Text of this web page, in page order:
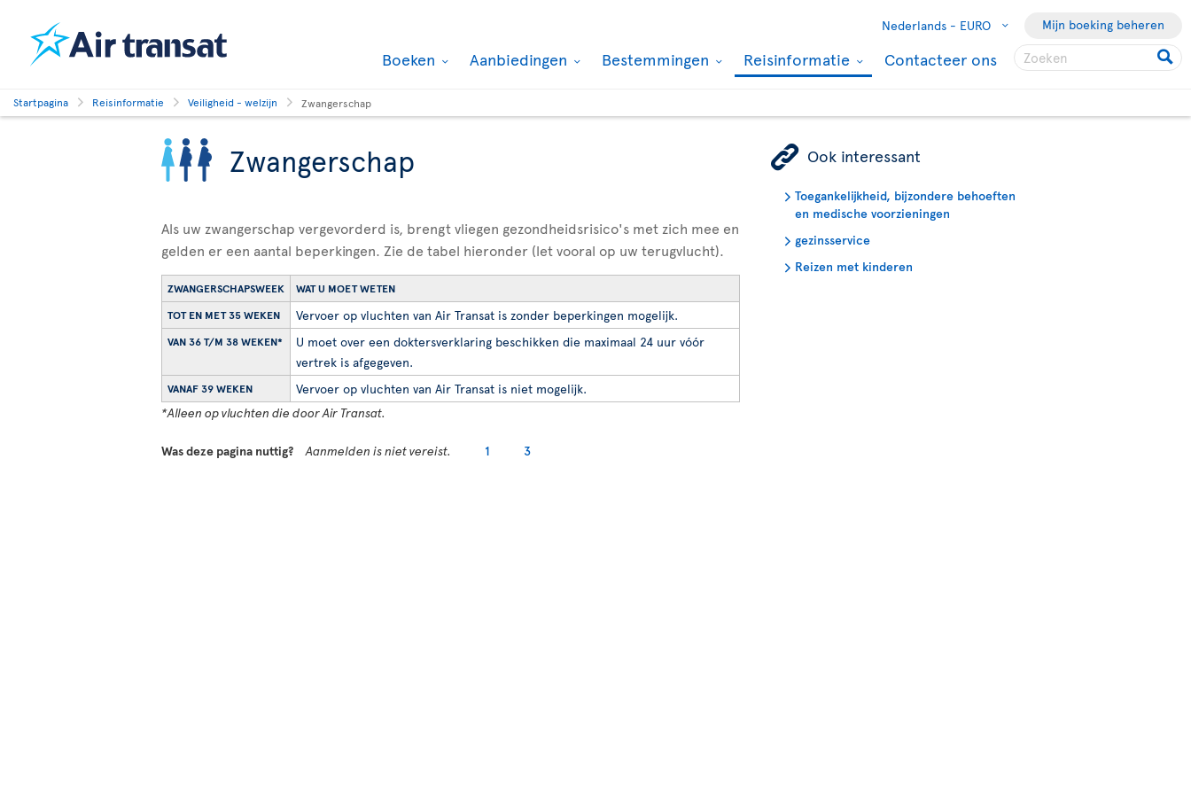
Nederlands - EURO Mijn boeking beheren
Boeken Aanbiedingen Bestemmingen Reisinformatie Contacteer ons
Startpagina Reisinformatie Veiligheid - welzijn Zwangerschap
Zwangerschap
Als uw zwangerschap vergevorderd is, brengt vliegen gezondheidsrisico's met zich mee en
gelden er een aantal beperkingen. Zie de tabel hieronder (let vooral op uw terugvlucht).
ZWANGERSCHAPSWEEK
WAT U MOET WETEN
TOT EN MET 35 WEKEN
Vervoer op vluchten van Air Transat is zonder beperkingen mogelijk.
VAN 36 T/M 38 WEKEN*
U moet over een doktersverklaring beschikken die maximaal 24 uur vóór
vertrek is afgegeven.
VANAF 39 WEKEN
Vervoer op vluchten van Air Transat is niet mogelijk.
*Alleen op vluchten die door Air Transat.
ÿ Ook interessant
Toegankelijkheid, bijzondere behoeften
en medische voorzieningen
gezinsservice
Reizen met kinderen
Was deze pagina nuttig? Aanmelden is niet vereist. 1 3